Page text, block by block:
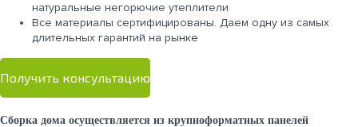
натуральные негорючие утеплители
Все материалы сертифицированы. Даем одну из самых
длительных гарантий на рынке
Получить консультацию
Сборка дома осуществляется из крупноформатных панелей